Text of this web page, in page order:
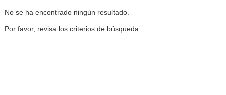
No se ha encontrado ningún resultado.
Por favor, revisa los criterios de búsqueda.